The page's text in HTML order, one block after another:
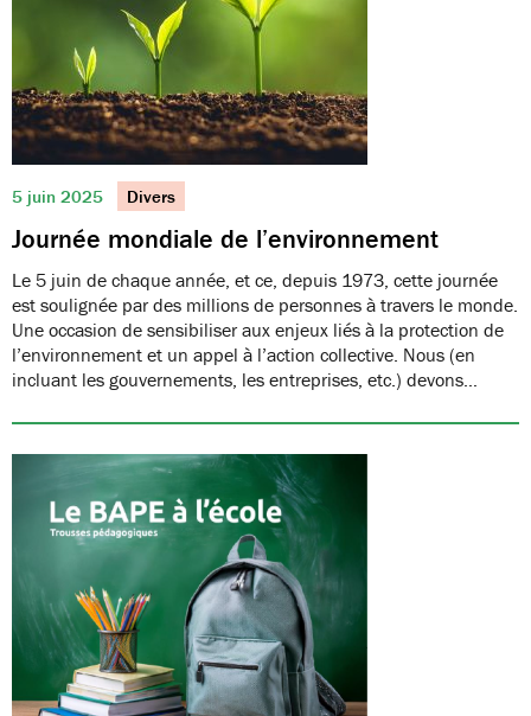
5 juin 2025 Divers
Journée mondiale de l’environnement
Le 5 juin de chaque année, et ce, depuis 1973, cette journée
est soulignée par des millions de personnes à travers le monde.
Une occasion de sensibiliser aux enjeux liés à la protection de
l’environnement et un appel à l’action collective. Nous (en
incluant les gouvernements, les entreprises, etc.) devons…